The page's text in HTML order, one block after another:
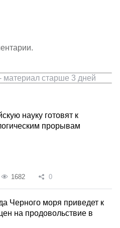
материал старше 3 дней
науку готовят к
прорывам
1682 0
Черного моря приведет к
на продовольствие в